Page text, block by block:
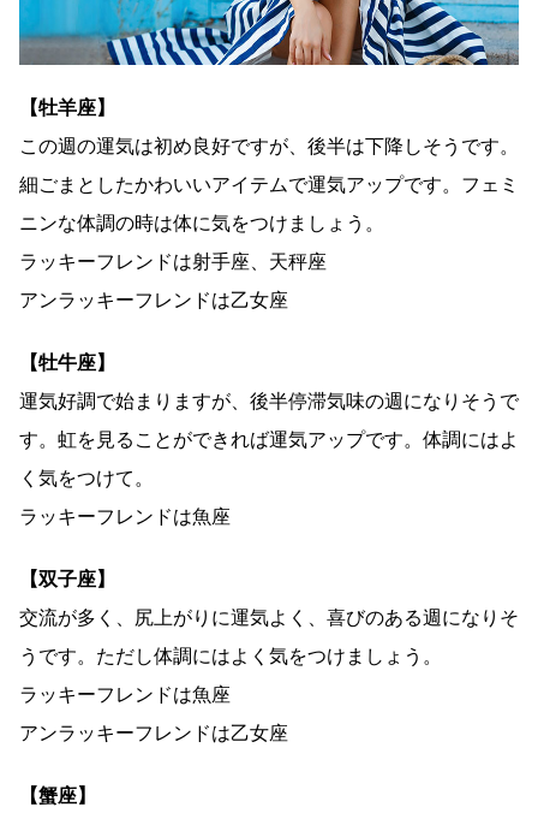
【牡羊座】
この週の運気は初め良好ですが、後半は下降しそうです。
細ごまとしたかわいいアイテムで運気アップです。フェミ
ニンな体調の時は体に気をつけましょう。
ラッキーフレンドは射手座、天秤座
アンラッキーフレンドは乙女座
【牡牛座】
運気好調で始まりますが、後半停滞気味の週になりそうで
す。虹を見ることができれば運気アップです。体調にはよ
く気をつけて。
ラッキーフレンドは魚座
【双子座】
交流が多く、尻上がりに運気よく、喜びのある週になりそ
うです。ただし体調にはよく気をつけましょう。
ラッキーフレンドは魚座
アンラッキーフレンドは乙女座
【蟹座】